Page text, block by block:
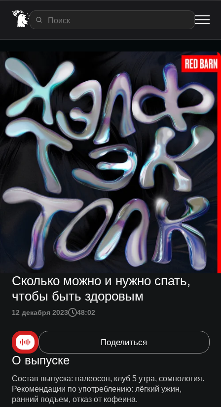
Сколько можно и нужно спать,
чтобы быть здоровым
12 декабря 2023 48:02
Поделиться
О выпуске
Состав выпуска: палеосон, клуб 5 утра, сомнология.
Рекомендации по употреблению: лёгкий ужин,
ранний подъем, отказ от кофеина.